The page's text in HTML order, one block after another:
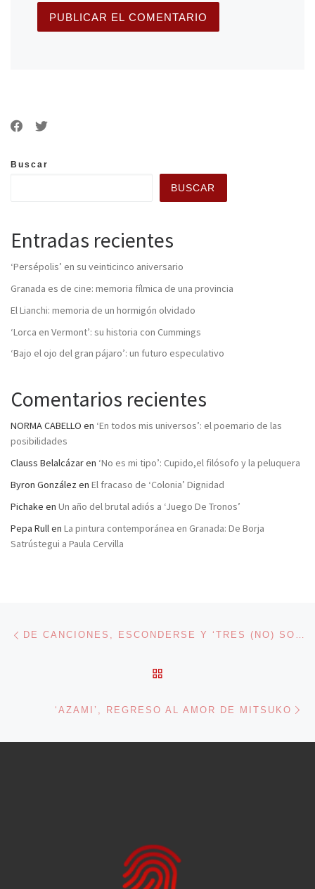
Buscar
BUSCAR
Entradas recientes
‘Persépolis’ en su veinticinco aniversario
Granada es de cine: memoria fílmica de una provincia
El Lianchi: memoria de un hormigón olvidado
‘Lorca en Vermont’: su historia con Cummings
‘Bajo el ojo del gran pájaro’: un futuro especulativo
Comentarios recientes
NORMA CABELLO en ‘En todos mis universos’: el poemario de las
posibilidades
Clauss Belalcázaren ‘No es mi tipo’: Cupido,el filósofo y la peluquera
Byron González en El fracaso de ‘Colonia’ Dignidad
Pichake en Un año del brutal adiós a ‘Juego De Tronos’
Pepa Rullen La pintura contemporánea en Granada: De Borja
Satrústegui a Paula Cervilla
Navegación de entradas
‘AZAMI’, REGRESO AL AMOR DE MITSUKO